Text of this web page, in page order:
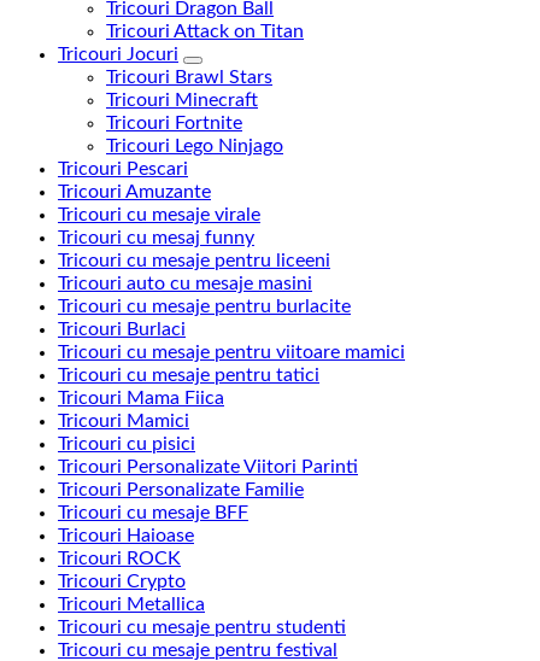
Tricouri Dragon Ball
Tricouri Attack on Titan
Tricouri Jocuri
Tricouri Brawl Stars
Tricouri Minecraft
Tricouri Fortnite
Tricouri Lego Ninjago
Tricouri Pescari
Tricouri Amuzante
Tricouri cu mesaje virale
Tricouri cu mesaj funny
Tricouri cu mesaje pentru liceeni
Tricouri auto cu mesaje masini
Tricouri cu mesaje pentru burlacite
Tricouri Burlaci
Tricouri cu mesaje pentru viitoare mamici
Tricouri cu mesaje pentru tatici
Tricouri Mama Fiica
Tricouri Mamici
Tricouri cu pisici
Tricouri Personalizate Viitori Parinti
Tricouri Personalizate Familie
Tricouri cu mesaje BFF
Tricouri Haioase
Tricouri ROCK
Tricouri Crypto
Tricouri Metallica
Tricouri cu mesaje pentru studenti
Tricouri cu mesaje pentru festival